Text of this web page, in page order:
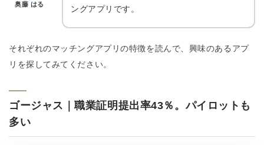
奥藤 はる
ングアプリです。
それぞれのマッチングアプリの特徴を読んで、興味のあるアプ
リを探してみてください。
ゴージャス｜職業証明提出率43％。パイロットも
多い